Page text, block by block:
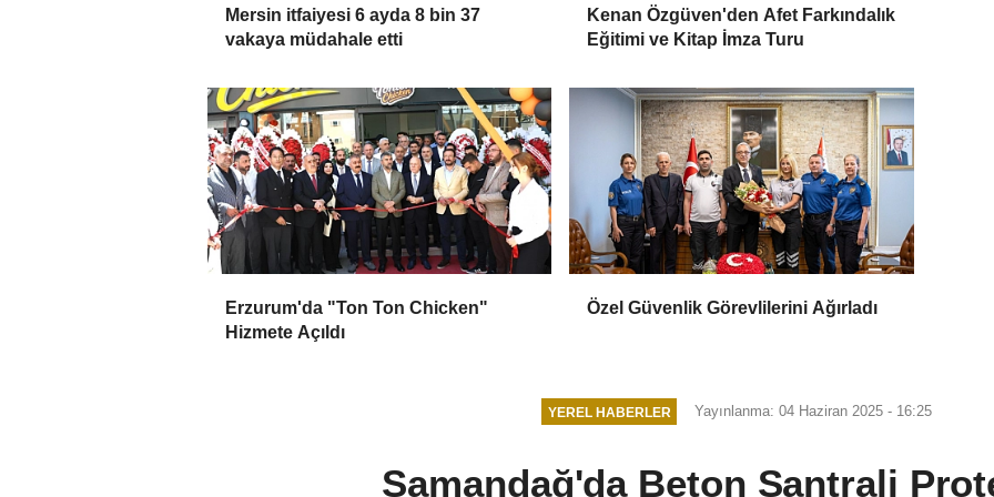
Mersin itfaiyesi 6 ayda 8 bin 37
vakaya müdahale etti
Kenan Özgüven'den Afet Farkındalık
Eğitimi ve Kitap İmza Turu
Erzurum'da "Ton Ton Chicken"
Hizmete Açıldı
Özel Güvenlik Görevlilerini Ağırladı
YEREL HABERLER Yayınlanma: 04 Haziran 2025 - 16:25
Samandağ'da Beton Santrali